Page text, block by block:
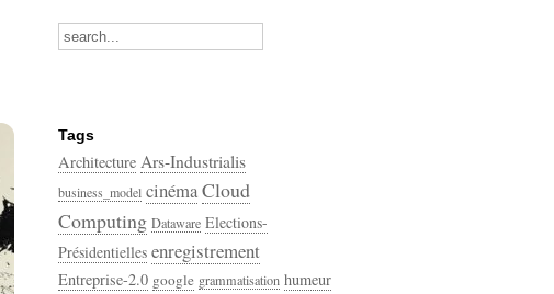
Tags
Architecture Ars-Industrialis
business_model cinémaCloud
Computing Dataware Elections-
Présidentielles enregistrement
Entreprise-2.0 google grammatisation humeur